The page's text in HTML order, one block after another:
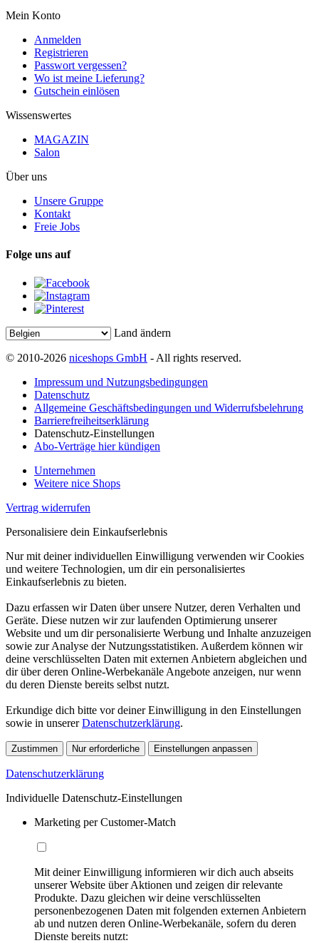
Mein Konto
Anmelden
Registrieren
Passwort vergessen?
Wo ist meine Lieferung?
Gutschein einlösen
Wissenswertes
MAGAZIN
Salon
Über uns
Unsere Gruppe
Kontakt
Freie Jobs
Folge uns auf
Land ändern
© 2010-2026 niceshops GmbH - All rights reserved.
Impressum und Nutzungsbedingungen
Datenschutz
Allgemeine Geschäftsbedingungen und Widerrufsbelehrung
Barrierefreiheitserklärung
Datenschutz-Einstellungen
Abo-Verträge hier kündigen
Unternehmen
Weitere nice Shops
Vertrag widerrufen
Personalisiere dein Einkaufserlebnis
Nur mit deiner individuellen Einwilligung verwenden wir Cookies
und weitere Technologien, um dir ein personalisiertes
Einkaufserlebnis zu bieten.
Dazu erfassen wir Daten über unsere Nutzer, deren Verhalten und
Geräte. Diese nutzen wir zur laufenden Optimierung unserer
Website und um dir personalisierte Werbung und Inhalte anzuzeigen
sowie zur Analyse der Nutzungsstatistiken. Außerdem können wir
deine verschlüsselten Daten mit externen Anbietern abgleichen und
dir über deren Online-Werbekanäle Angebote anzeigen, nur wenn
du deren Dienste bereits selbst nutzt.
Erkundige dich bitte vor deiner Einwilligung in den Einstellungen
sowie in unsererDatenschutzerklärung.
Zustimmen Nur erforderliche Einstellungen anpassen
Datenschutzerklärung
Individuelle Datenschutz-Einstellungen
Marketing per Customer-Match
Mit deiner Einwilligung informieren wir dich auch abseits
unserer Website über Aktionen und zeigen dir relevante
Produkte. Dazu gleichen wir deine verschlüsselten
personenbezogenen Daten mit folgenden externen Anbietern
ab und nutzen deren Online-Werbekanäle, sofern du deren
Dienste bereits nutzt: